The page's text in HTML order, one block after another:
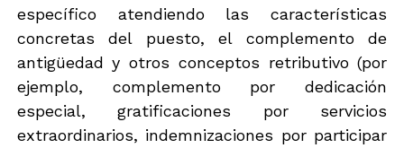
específico atendiendo las características
concretas del puesto, el complemento de
antigüedad y otros conceptos retributivo (por
ejemplo, complemento por dedicación
especial, gratificaciones por servicios
extraordinarios, indemnizaciones por participar